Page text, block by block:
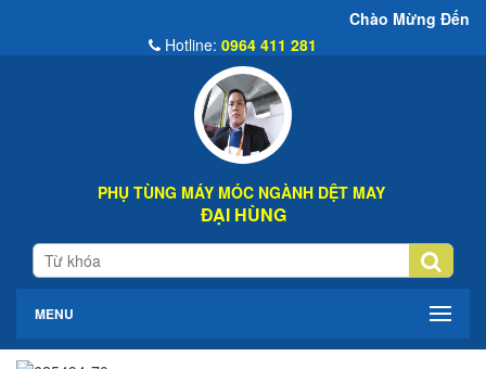
Chào Mừng Đến Website Đại
Hotline: 0964 411 281
PHỤ TÙNG MÁY MÓC NGÀNH DỆT MAY
ĐẠI HÙNG
MENU